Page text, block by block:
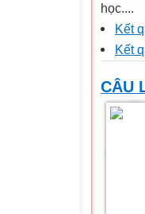
học....
Kết
Kết
CÂU